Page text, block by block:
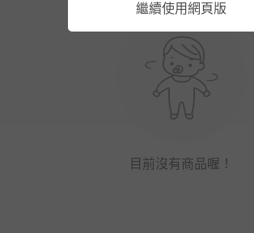
目前沒有商品喔！
繼續使用網頁版